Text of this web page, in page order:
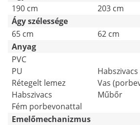
190 cm
203 cm
Ágy szélessége
65 cm
62 cm
Anyag
PVC
PU
Rétegelt lemez
Habszivacs
Fém porbevonattal
Habszivacs
Vas
Műbőr
Emelőmechanizmus